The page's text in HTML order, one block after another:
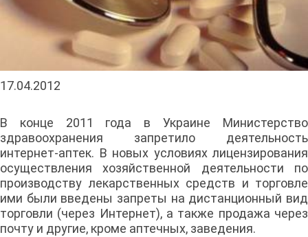
17.04.2012
В конце 2011 года в Украине Министерство
здравоохранения запретило деятельность
интернет-аптек. В новых условиях лицензирования
осуществления хозяйственной деятельности по
производству лекарственных средств и торговле
ими были введены запреты на дистанционный вид
торговли (через Интернет), а также продажа через
почту и другие, кроме аптечных, заведения.